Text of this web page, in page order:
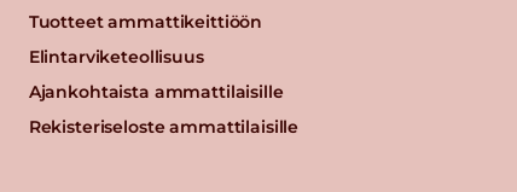
Tuotteet ammattikeittiöön
Elintarviketeollisuus
Ajankohtaista ammattilaisille
Rekisteriseloste ammattilaisille